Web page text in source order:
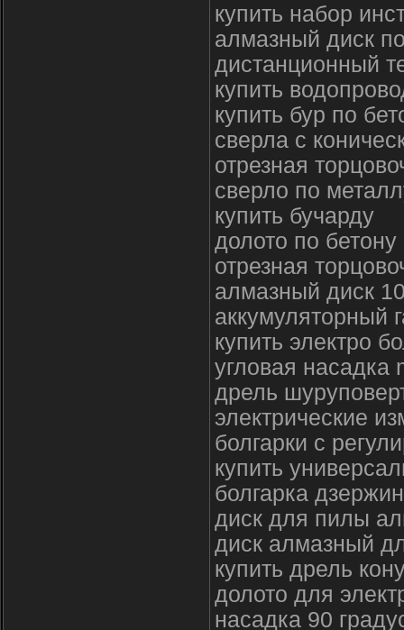
купить набор
алмазный диск
дистанционный
купить
купить бур по
сверла с
отрезная
сверло по
купить бучарду
долото по бетону
отрезная
алмазный диск
аккумуляторный
купить электро
угловая насадка
дрель
электрические
болгарки с
купить
болгарка
диск для пилы
диск алмазный
купить дрель
долото для
насадка 90